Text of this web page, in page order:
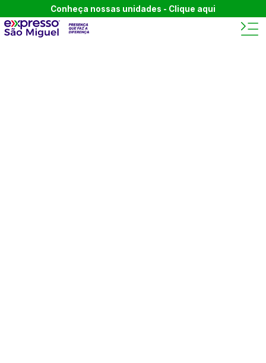
Conheça nossas unidades - Clique aqui